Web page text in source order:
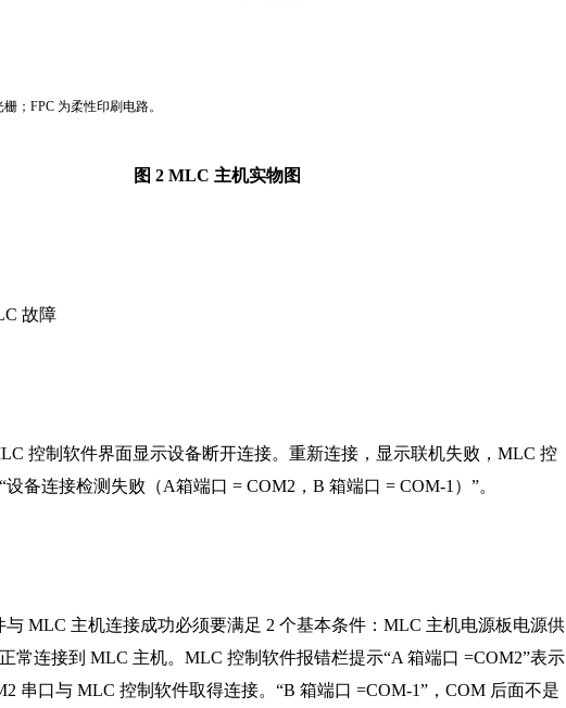
；FPC 为柔性印刷电路。
图 2 MLC 主机实物图
故障
控制软件界面显示设备断开连接。重新连接，显示联机失败，MLC 控
备连接检测失败（A箱端口 = COM2，B 箱端口 = COM-1）”。
与 MLC 主机连接成功必须要满足 2 个基本条件：MLC 主机电源板电源供
常连接到 MLC 主机。MLC 控制软件报错栏提示“A 箱端口 =COM2”表示
串口与 MLC 控制软件取得连接。“B 箱端口 =COM-1”，COM 后面不是